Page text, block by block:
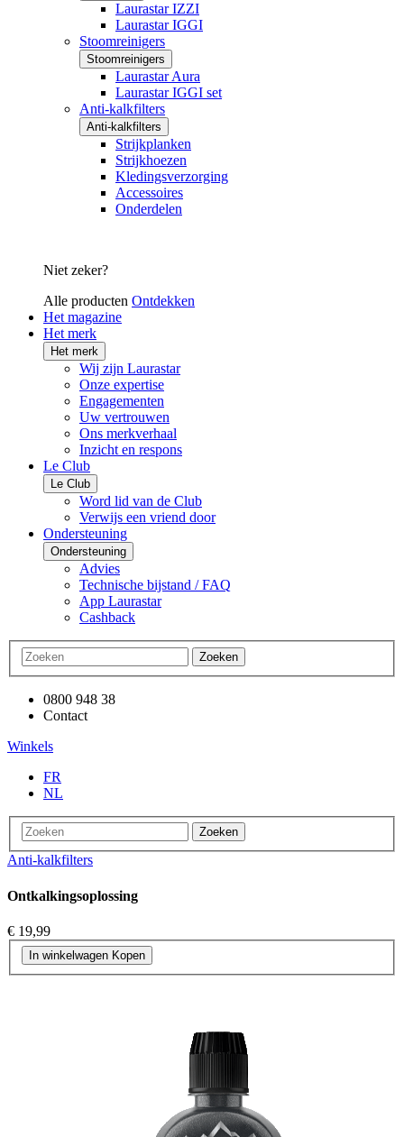
Laurastar IZZI
Laurastar IGGI
Stoomreinigers
Stoomreinigers
Laurastar Aura
Laurastar IGGI set
Anti-kalkfilters
Anti-kalkfilters
Strijkplanken
Strijkhoezen
Kledingsverzorging
Accessoires
Onderdelen
Niet zeker?
Alle producten Ontdekken
Het magazine
Het merk
Het merk
Wij zijn Laurastar
Onze expertise
Engagementen
Uw vertrouwen
Ons merkverhaal
Inzicht en respons
Le Club
Le Club
Word lid van de Club
Verwijs een vriend door
Ondersteuning
Ondersteuning
Advies
Technische bijstand / FAQ
App Laurastar
Cashback
Zoeken
0800 948 38
Contact
Winkels
FR
NL
Zoeken
Anti-kalkfilters
Ontkalkingsoplossing
€ 19,99
In winkelwagen Kopen